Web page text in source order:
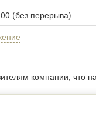
(без перерыва)
компании, что